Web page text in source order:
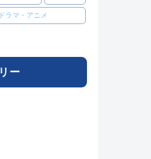
ラマ・アニメ
ー